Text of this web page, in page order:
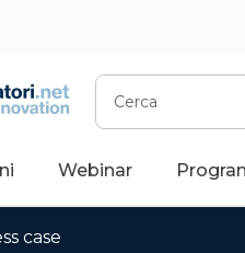
Cerca
Webinar
case